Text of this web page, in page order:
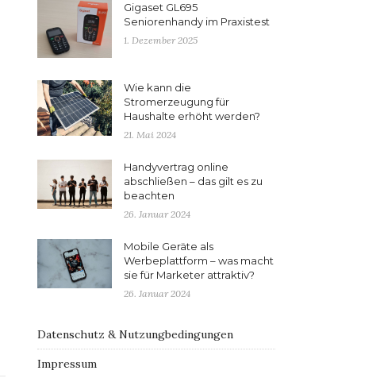
Gigaset GL695
Seniorenhandy im Praxistest
1. Dezember 2025
Wie kann die
Stromerzeugung für
Haushalte erhöht werden?
21. Mai 2024
Handyvertrag online
abschließen – das gilt es zu
beachten
26. Januar 2024
Mobile Geräte als
Werbeplattform – was macht
sie für Marketer attraktiv?
26. Januar 2024
Datenschutz & Nutzungbedingungen
Impressum